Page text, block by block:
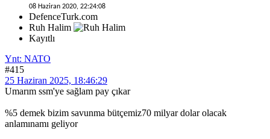
08 Haziran 2020, 22:24:08
DefenceTurk.com
Ruh Halim
Kayıtlı
Ynt: NATO
#415
25 Haziran 2025, 18:46:29
Umarım ssm'ye sağlam pay çıkar
%5 demek bizim savunma bütçemiz70 milyar dolar olacak
anlamınamı geliyor